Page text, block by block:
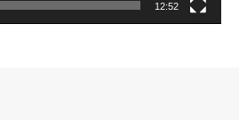
12:52